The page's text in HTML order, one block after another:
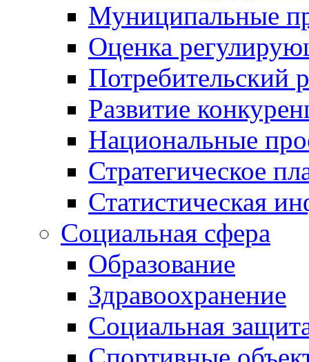
Муниципальные
Оценка
Потребительский
Развитие
Национальные
Стратегическое
Статистическая
Социальная сфера
Образование
Здравоохранение
Социальная